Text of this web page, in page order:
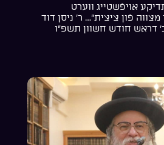
אויפֿשטייג ווערט
פֿון ציצית”… ר’ ניסן דוד
דראש חודש חשוון תשפ”ו